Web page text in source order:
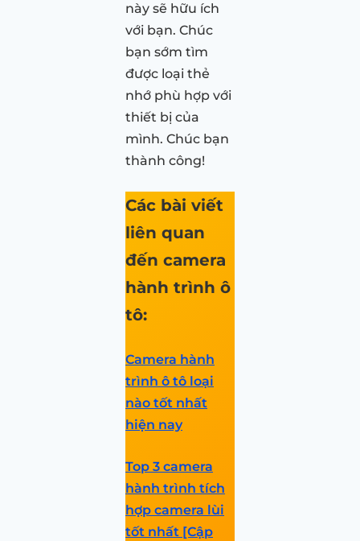
này sẽ hữu ích
với bạn. Chúc
bạn sớm tìm
được loại thẻ
nhớ phù hợp với
thiết bị của
mình. Chúc bạn
thành công!
Các bài viết
liên quan
đến camera
hành trình ô
tô:
Camera hành
trình ô tô loại
nào tốt nhất
hiện nay
Top 3 camera
hành trình tích
hợp camera lùi
tốt nhất [Cập